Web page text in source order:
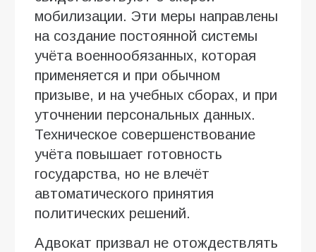
мобилизации. Эти меры направлены
на создание постоянной системы
учёта военнообязанных, которая
применяется и при обычном
призыве, и на учебных сборах, и при
уточнении персональных данных.
Техническое совершенствование
учёта повышает готовность
государства, но не влечёт
автоматического принятия
политических решений.
Адвокат призвал не отождествлять